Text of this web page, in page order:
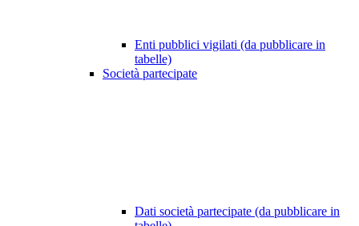
Enti pubblici vigilati (da pubblicare in
tabelle)
Società partecipate
Dati società partecipate (da pubblicare in